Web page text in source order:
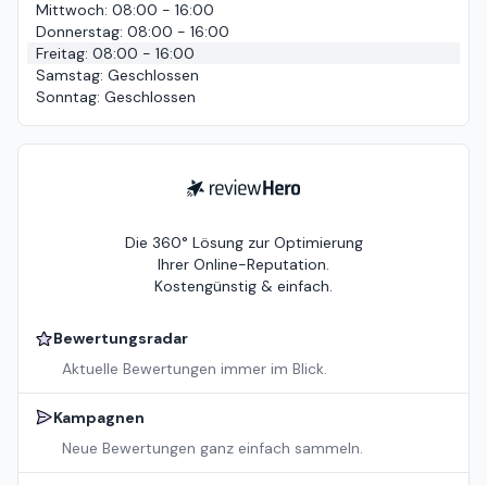
Mittwoch: 08:00 - 16:00
Donnerstag: 08:00 - 16:00
Freitag: 08:00 - 16:00
Samstag: Geschlossen
Sonntag: Geschlossen
ReviewHero
Die 360° Lösung zur Optimierung
Ihrer Online-Reputation.
Kostengünstig & einfach.
Bewertungsradar
Aktuelle Bewertungen immer im Blick.
Kampagnen
Neue Bewertungen ganz einfach sammeln.